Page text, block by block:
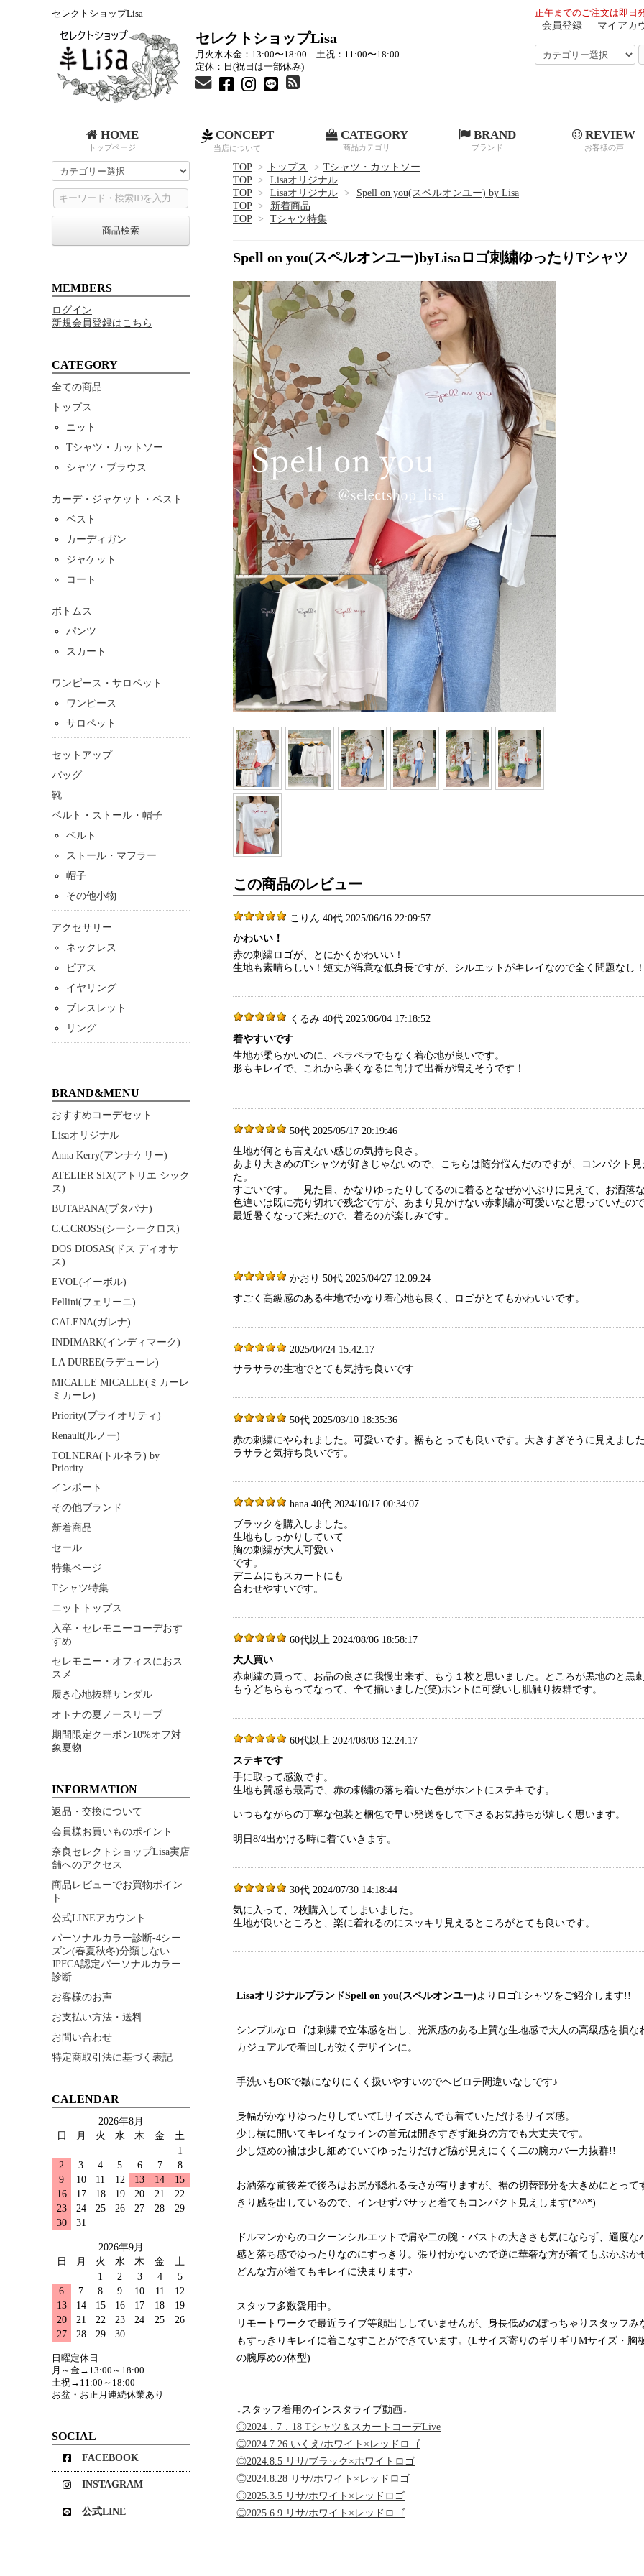
正午までのご注文は即日
会員登録 マイアカ
セレクトショップLisa
セレクトショップLisa
月火水木金：13:00〜18:00 土祝：11:00〜18:00
定休：日(祝日は一部休み)
HOME
トップページ
CONCEPT
当店について
CATEGORY
商品カテゴリ
BRAND
ブランド
REVIEW
お客様の声
TOP > トップス > Tシャツ・カットソー
TOP
>
Lisaオリジナル
TOP
> Lisaオリジナル >
Spell on you(スペルオンユー) by Lisa
TOP
>
新着商品
TOP
> Tシャツ特集
Spell on you(スペルオンユー)byLisaロゴ刺繍ゆったりTシャツ
この商品のレビュー
こりん 40代 2025/06/16 22:09:57
かわいい！
赤の刺繍ロゴが、とにかくかわいい！
生地も素晴らしい！短丈が得意な低身長ですが、シルエットがキレイなので全く問題なし
くるみ 40代 2025/06/04 17:18:52
着やすいです
生地が柔らかいのに、ペラペラでもなく着心地が良いです。
形もキレイで、これから暑くなるに向けて出番が増えそうです！
50代 2025/05/17 20:19:46
生地が何とも言えない感じの気持ち良さ。
あまり大きめのTシャツが好きじゃないので、こちらは随分悩んだのですが、コンパクト
た。
すごいです。 見た目、かなりゆったりしてるのに着るとなぜか小ぶりに見えて、お洒落な
色違いは既に売り切れで残念ですが、あまり見かけない赤刺繍が可愛いなと思っていたの
最近暑くなって来たので、着るのが楽しみです。
かおり 50代 2025/04/27 12:09:24
すごく高級感のある生地でかなり着心地も良く、ロゴがとてもかわいいです。
2025/04/24 15:42:17
サラサラの生地でとても気持ち良いです
50代 2025/03/10 18:35:36
赤の刺繍にやられました。可愛いです。裾もとっても良いです。大きすぎそうに見えまし
ラサラと気持ち良いです。
hana 40代 2024/10/17 00:34:07
ブラックを購入しました。
生地もしっかりしていて
胸の刺繍が大人可愛い
です。
デニムにもスカートにも
合わせやすいです。
60代以上 2024/08/06 18:58:17
大人買い
赤刺繍の買って、お品の良さに我慢出来ず、もう１枚と思いました。ところが黒地のと黒
もうどちらもってなって、全て揃いました(笑)ホントに可愛いし肌触り抜群です。
60代以上 2024/08/03 12:24:17
ステキです
手に取って感激です。
生地も質感も最高で、赤の刺繍の落ち着いた色がホントにステキです。
いつもながらの丁寧な包装と梱包で早い発送をして下さるお気持ちが嬉しく思います。
明日8/4出かける時に着ていきます。
30代 2024/07/30 14:18:44
気に入って、2枚購入してしまいました。
生地が良いところと、楽に着れるのにスッキリ見えるところがとても良いです。
LisaオリジナルブランドSpell on you(スペルオンユー)よりロゴTシャツをご紹介します!!
シンプルなロゴは刺繍で立体感を出し、光沢感のある上質な生地感で大人の高級感を損な
カジュアルで着回しが効くデザインに。
手洗いもOKで皺になりにくく扱いやすいのでヘビロテ間違いなしです♪
身幅がかなりゆったりしていてLサイズさんでも着ていただけるサイズ感。
少し横に開いてキレイなラインの首元は開きすぎず細身の方でも大丈夫です。
少し短めの袖は少し細めていてゆったりだけど脇が見えにくく二の腕カバー力抜群!!
お洒落な前後差で後ろはお尻が隠れる長さが有りますが、裾の切替部分を大きめにとって
きり感を出しているので、インせずバサッと着てもコンパクト見えします(*^^*)
ドルマンからのコクーンシルエットで肩や二の腕・バストの大きさも気にならず、適度な
感と落ち感でゆったりなのにすっきり。張り付かないので逆に華奢な方が着てもぶかぶか
どんな方が着てもキレイに決まります♪
スタッフ多数愛用中。
リモートワークで最近ライブ等顔出ししていませんが、身長低めのぽっちゃりスタッフみ
もすっきりキレイに着こなすことができています。(Lサイズ寄りのギリギリMサイズ・胸
の腕厚めの体型)
↓スタッフ着用のインスタライブ動画↓
◎2024．7．18 Tシャツ＆スカートコーデLive
◎2024.7.26 いくえ/ホワイト×レッドロゴ
◎2024.8.5 リサ/ブラック×ホワイトロゴ
◎2024.8.28 リサ/ホワイト×レッドロゴ
◎2025.3.5 リサ/ホワイト×レッドロゴ
◎2025.6.9 リサ/ホワイト×レッドロゴ
商品検索
MEMBERS
ログイン
新規会員登録はこちら
CATEGORY
全ての商品
トップス
ニット
Tシャツ・カットソー
シャツ・ブラウス
カーデ・ジャケット・ベスト
ベスト
カーディガン
ジャケット
コート
ボトムス
パンツ
スカート
ワンピース・サロペット
ワンピース
サロペット
セットアップ
バッグ
靴
ベルト・ストール・帽子
ベルト
ストール・マフラー
帽子
その他小物
アクセサリー
ネックレス
ピアス
イヤリング
ブレスレット
リング
BRAND&MENU
おすすめコーデセット
Lisaオリジナル
Anna Kerry(アンナケリー)
ATELIER SIX(アトリエ シック
ス)
BUTAPANA(ブタパナ)
C.C.CROSS(シーシークロス)
DOS DIOSAS(ドス ディオサ
ス)
EVOL(イーボル)
Fellini(フェリーニ)
GALENA(ガレナ)
INDIMARK(インディマーク)
LA DUREE(ラデューレ)
MICALLE MICALLE(ミカーレ
ミカーレ)
Priority(プライオリティ)
Renault(ルノー)
TOLNERA(トルネラ) by
Priority
インポート
その他ブランド
新着商品
セール
特集ページ
Tシャツ特集
ニットトップス
入卒・セレモニーコーデおす
すめ
セレモニー・オフィスにおス
スメ
履き心地抜群サンダル
オトナの夏ノースリーブ
期間限定クーポン10%オフ対
象夏物
INFORMATION
返品・交換について
会員様お買いものポイント
奈良セレクトショップLisa実店
舗へのアクセス
商品レビューでお買物ポイン
ト
公式LINEアカウント
パーソナルカラー診断-4シー
ズン(春夏秋冬)分類しない
JPFCA認定パーソナルカラー
診断
お客様のお声
お支払い方法・送料
お問い合わせ
特定商取引法に基づく表記
CALENDAR
2026年8月
日
月 火 水 木 金
土
1
2
3 4 5 6 7
8
9
10 11 12 13 14
15
16
17 18 19 20 21
22
23
24 25 26 27 28
29
30
31
2026年9月
日
月 火 水 木 金
土
1
2 3 4
5
6
7 8 9 10 11
12
13
14 15 16 17 18
19
20
21 22 23 24 25
26
27
28 29 30
日曜定休日
月～金→13:00～18:00
土祝→11:00～18:00
お盆・お正月連続休業あり
SOCIAL
FACEBOOK
INSTAGRAM
公式LINE